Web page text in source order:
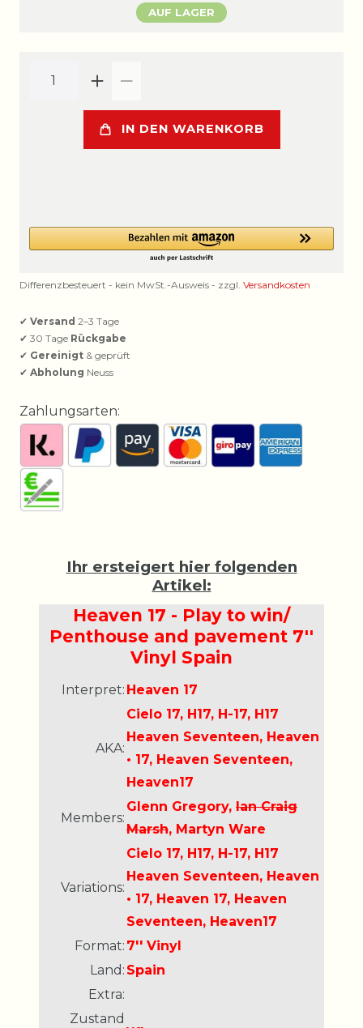
AUF LAGER
IN DEN WARENKORB
Differenzbesteuert - kein MwSt.-Ausweis - zzgl. Versandkosten
✔ Versand 2–3 Tage
✔ 30 Tage Rückgabe
✔ Gereinigt & geprüft
✔ Abholung Neuss
Zahlungsarten:
Ihr ersteigert hier folgenden
Artikel:
Heaven 17 - Play to win/
Penthouse and pavement 7''
Vinyl Spain
Interpret: Heaven 17
AKA:
Cielo 17, H17, H-17, H17
Heaven Seventeen, Heaven
• 17, Heaven Seventeen,
Heaven17
Members:
Glenn Gregory, Ian Craig
Marsh, Martyn Ware
Variations:
Cielo 17, H17, H-17, H17
Heaven Seventeen, Heaven
• 17, Heaven 17, Heaven
Seventeen, Heaven17
Format: 7'' Vinyl
Land: Spain
Extra:
Zustand